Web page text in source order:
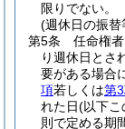
限りでない。
(週休日の振替
第5条
任命権
り週休日とさ
要がある場合
項若しくは第
れた日(以下こ
則で定める期